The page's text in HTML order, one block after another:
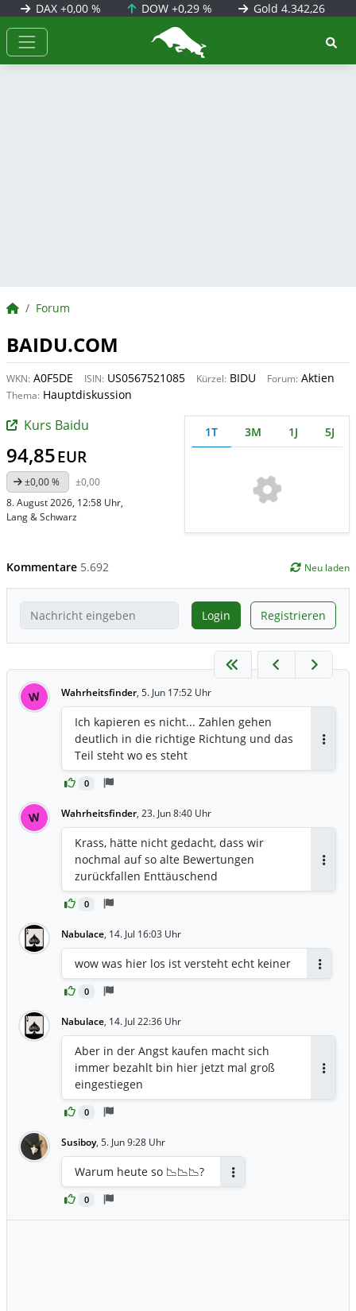
DAX +0,00 % DOW+0,29 % Gold 4.342,26
BörsenNEWS.de
BörsenNEWS.de
Forum
BAIDU.COM
WKN: A0F5DE ISIN: US0567521085 Kürzel: BIDU Forum: Aktien
Thema: Hauptdiskussion
Kurs Baidu
94,85EUR
±0,00 %
±0,00
8. August 2026, 12:58 Uhr,
Lang & Schwarz
1T 3M 1J 5J
Kommentare 5.692 Neu laden
Login Registrieren
W Wahrheitsfinder, 5. Jun 17:52 Uhr
0
Ich kapieren es nicht... Zahlen gehen
deutlich in die richtige Richtung und das
Teil steht wo es steht
W Wahrheitsfinder, 23. Jun 8:40 Uhr
0
Krass, hätte nicht gedacht, dass wir
nochmal auf so alte Bewertungen
zurückfallen Enttäuschend
Nabulace, 14. Jul 16:03 Uhr
0
wow was hier los ist versteht echt keiner
Nabulace, 14. Jul 22:36 Uhr
0
Aber in der Angst kaufen macht sich
immer bezahlt bin hier jetzt mal groß
eingestiegen
Susiboy, 5. Jun 9:28 Uhr
0
Warum heute so 📉📉📉?